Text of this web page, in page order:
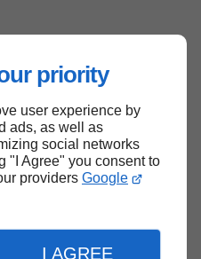
priority
user experience by
ads, as well as
social networks
"I Agree" you consent to
providers Google
I AGREE
page